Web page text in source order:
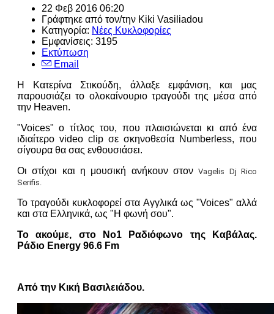
22 Φεβ 2016 06:20
Γράφτηκε από τον/την Kiki Vasiliadou
Κατηγορία: Νέες Κυκλοφορίες
Εμφανίσεις: 3195
Εκτύπωση
Email
Η Κατερίνα Στικούδη, άλλαξε εμφάνιση, και μας
παρουσιάζει το ολοκαίνουριο τραγούδι της μέσα από
την Heaven.
"Voices" ο τίτλος του, που πλαισιώνεται κι από ένα
ιδιαίτερο video clip σε σκηνοθεσία Numberless, που
σίγουρα θα σας ενθουσιάσει.
Οι στίχοι και η μουσική ανήκουν στονVagelis Dj Rico
Serifis.
Το τραγούδι κυκλοφορεί στα Αγγλικά ως "Voices" αλλά
και στα Ελληνικά, ως "Η φωνή σου".
Το ακούμε, στο Νο1 Ραδιόφωνο της Καβάλας.
Ράδιο Energy 96.6 Fm
Από την Κική Βασιλειάδου.